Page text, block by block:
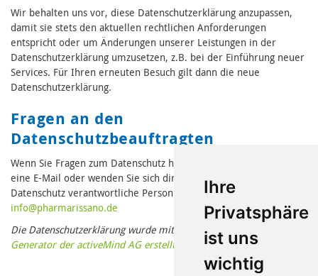
Ihre
Privatsphäre
ist uns
wichtig
Wir behalten uns vor, diese Datenschutzerklärung anzupassen,
damit sie stets den aktuellen rechtlichen Anforderungen
entspricht oder um Änderungen unserer Leistungen in der
Datenschutzerklärung umzusetzen, z.B. bei der Einführung neuer
Services. Für Ihren erneuten Besuch gilt dann die neue
Datenschutzerklärung.
Fragen an den
Datenschutzbeauftragten
Wenn Sie Fragen zum Datenschutz haben, schreiben Sie uns bitte
eine E-Mail oder wenden Sie sich direkt an die für den
Datenschutz verantwortliche Person in unserer Organisation:
info@pharmarissano.de
Die Datenschutzerklärung wurde mit dem
Datenschutzerklärungs-
Generator der activeMind AG erstellt